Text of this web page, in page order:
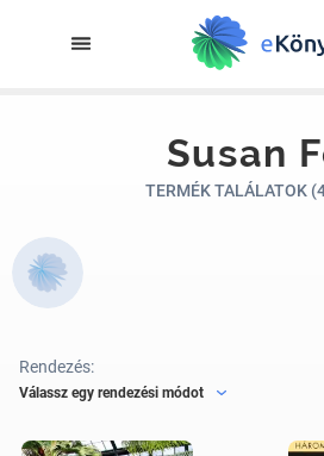
Susan
TERMÉK TALÁLATOK
Rendezés:
Válassz egy rendezési módot